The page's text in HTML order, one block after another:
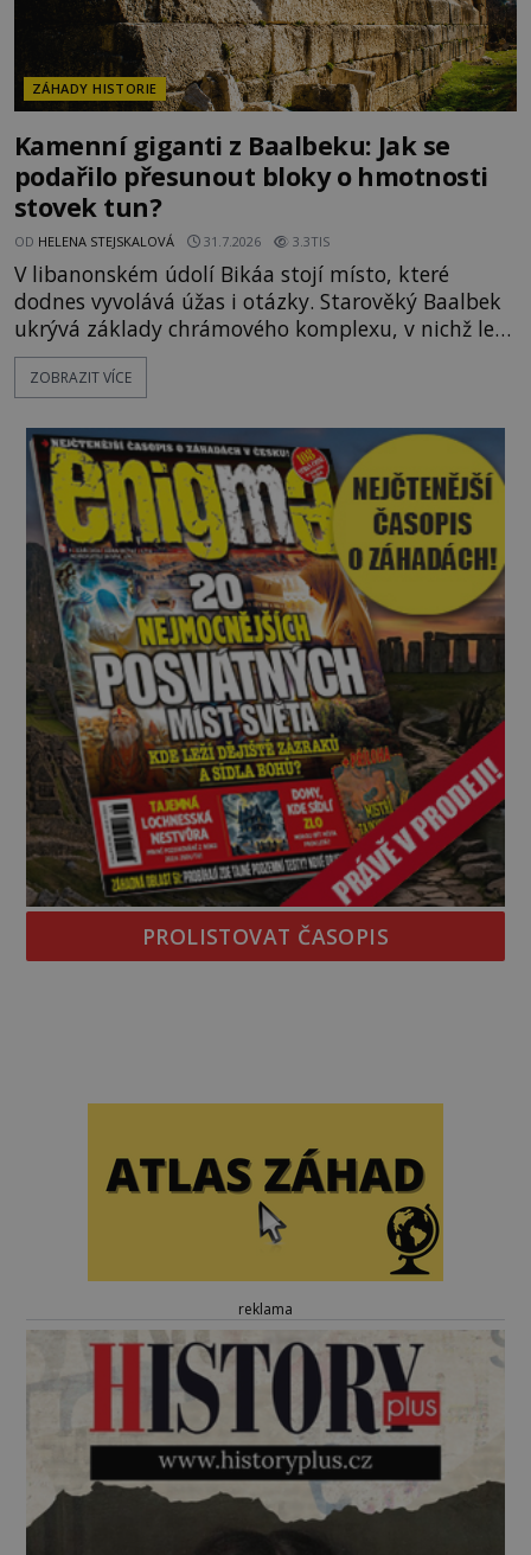
ZÁHADY HISTORIE
Kamenní giganti z Baalbeku: Jak se
podařilo přesunout bloky o hmotnosti
stovek tun?
OD HELENA STEJSKALOVÁ 31.7.2026 3.3TIS
V libanonském údolí Bikáa stojí místo, které
dodnes vyvolává úžas i otázky. Starověký Baalbek
ukrývá základy chrámového komplexu, v nichž leží
kameny tak obrovské, že se zdá téměř nemožné je
přesunout. Některé bloky váží kolem tisíce tun,
kolosů dokonce odhadem až 1650 tun. Jak lidé bez
moderních strojů dokázali takové giganty vytesat,
dopravit a přesně u
ZOBRAZIT VÍCE
PROLISTOVAT ČASOPIS
reklama